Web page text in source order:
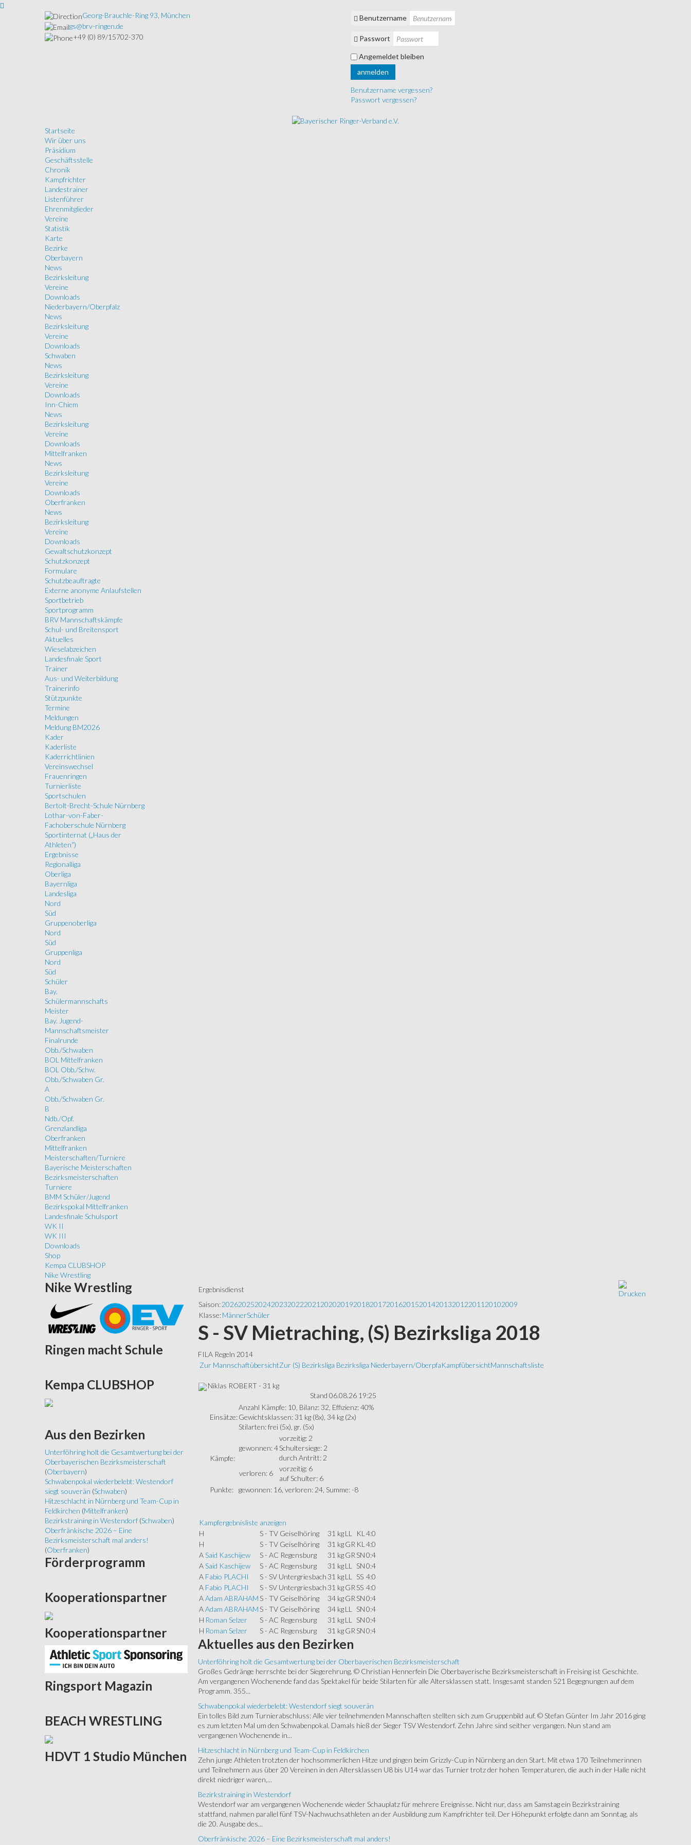
Georg-Brauchle-Ring 93, München
gs@brv-ringen.de
+49 (0) 89/15702-370
Benutzername
Passwort
Angemeldet bleiben
anmelden
Benutzername vergessen?
Passwort vergessen?
Startseite
Wir über uns
Präsidium
Geschäftsstelle
Chronik
Kampfrichter
Landestrainer
Listenführer
Ehrenmitglieder
Vereine
Statistik
Karte
Bezirke
Oberbayern
News
Bezirksleitung
Vereine
Downloads
Niederbayern/Oberpfalz
News
Bezirksleitung
Vereine
Downloads
Schwaben
News
Bezirksleitung
Vereine
Downloads
Inn-Chiem
News
Bezirksleitung
Vereine
Downloads
Mittelfranken
News
Bezirksleitung
Vereine
Downloads
Oberfranken
News
Bezirksleitung
Vereine
Downloads
Gewaltschutzkonzept
Schutzkonzept
Formulare
Schutzbeauftragte
Externe anonyme Anlaufstellen
Sportbetrieb
Sportprogramm
BRV Mannschaftskämpfe
Schul- und Breitensport
Aktuelles
Wieselabzeichen
Landesfinale Sport
Trainer
Aus- und Weiterbildung
Trainerinfo
Stützpunkte
Termine
Meldungen
Meldung BM2026
Kader
Kaderliste
Kaderrichtlinien
Vereinswechsel
Frauenringen
Turnierliste
Sportschulen
Bertolt-Brecht-Schule Nürnberg
Lothar-von-Faber-
Fachoberschule Nürnberg
Sportinternat („Haus der
Athleten“)
Ergebnisse
Regionalliga
Oberliga
Bayernliga
Landesliga
Nord
Süd
Gruppenoberliga
Nord
Süd
Gruppenliga
Nord
Süd
Schüler
Bay.
Schülermannschafts
Meister
Bay. Jugend-
Mannschaftsmeister
Finalrunde
Obb./Schwaben
BOL Mittelfranken
BOL Obb./Schw.
Obb./Schwaben Gr.
A
Obb./Schwaben Gr.
B
Ndb./Opf.
Grenzlandliga
Oberfranken
Mittelfranken
Meisterschaften/Turniere
Bayerische Meisterschaften
Bezirksmeisterschaften
Turniere
BMM Schüler/Jugend
Bezirkspokal Mittelfranken
Landesfinale Schulsport
WK II
WK III
Downloads
Shop
Kempa CLUBSHOP
Nike Wrestling
Ergebnisdienst
Saison: 202620252024202320222021 2020201920182017201620152014201320122011 20102009
Klasse: MännerSchüler
S - SV Mietraching, (S) Bezirksliga 2018
FILA Regeln 2014
Zur MannschaftübersichtZur (S) Bezirksliga Bezirksliga Niederbayern/OberpfaKampfübersichtMannschaftsliste
Niklas ROBERT - 31 kg
Stand 06.08.26 19:25
Einsätze:
Anzahl Kämpfe: 10, Bilanz: 32, Effizienz: 40%
Gewichtsklassen: 31 kg (8x), 34 kg (2x)
Stilarten: frei (5x), gr. (5x)
Kämpfe:
gewonnen: 4
vorzeitig: 2
Schultersiege: 2
durch Antritt: 2
verloren: 6
vorzeitig: 6
auf Schulter: 6
Punkte:
gewonnen: 16, verloren: 24, Summe: -8
Kampfergebnisliste anzeigen
H
S - TV Geiselhöring 31 kg LL KL 4:0
H
S - TV Geiselhöring 31 kg GR KL 4:0
A Said Kaschijew S - AC Regensburg 31 kg GR SN0:4
A Said Kaschijew S - AC Regensburg 31 kg LL SN0:4
A Fabio PLACHI S - SV Untergriesbach31 kg LL SS 4:0
A Fabio PLACHI S - SV Untergriesbach31 kg GR SS 4:0
A Adam ABRAHAM S - TV Geiselhöring 34 kg GR SN0:4
A Adam ABRAHAM S - TV Geiselhöring 34 kg LL SN0:4
H Roman Selzer S - AC Regensburg 31 kg LL SN0:4
H Roman Selzer S - AC Regensburg 31 kg GR SN0:4
Aktuelles aus den Bezirken
Unterföhring holt die Gesamtwertung bei der Oberbayerischen Bezirksmeisterschaft
Großes Gedränge herrschte bei der Siegerehrung. © Christian Hennerfein Die Oberbayerische Bezirksmeisterschaft in Freising ist Geschichte.
Am vergangenen Wochenende fand das Spektakel für beide Stilarten für alle Altersklassen statt. Insgesamt standen 521 Begegnungen auf dem
Programm. 355...
Schwabenpokal wiederbelebt: Westendorf siegt souverän
Ein tolles Bild zum Turnierabschluss: Alle vier teilnehmenden Mannschaften stellten sich zum Gruppenbild auf. © Stefan Günter Im Jahr 2016 ging
es zum letzten Mal um den Schwabenpokal. Damals hieß der Sieger TSV Westendorf. Zehn Jahre sind seither vergangen. Nun stand am
vergangenen Wochenende in...
Hitzeschlacht in Nürnberg und Team-Cup in Feldkirchen
Zehn junge Athleten trotzten der hochsommerlichen Hitze und gingen beim Grizzly-Cup in Nürnberg an den Start. Mit etwa 170 Teilnehmerinnen
und Teilnehmern aus über 20 Vereinen in den Altersklassen U8 bis U14 war das Turnier trotz der hohen Temperaturen, die auch in der Halle nicht
direkt niedriger waren,...
Bezirkstraining in Westendorf
Westendorf war am vergangenen Wochenende wieder Schauplatz für mehrere Ereignisse. Nicht nur, dass am Samstag ein Bezirkstraining
stattfand, nahmen parallel fünf TSV-Nachwuchsathleten an der Ausbildung zum Kampfrichter teil. Der Höhepunkt erfolgte dann am Sonntag, als
die 20. Ausgabe des...
Oberfränkische 2026 – Eine Bezirksmeisterschaft mal anders!
Nike Wrestling
Ringen macht Schule
Kempa CLUBSHOP
Aus den Bezirken
Unterföhring holt die Gesamtwertung bei der
Oberbayerischen Bezirksmeisterschaft
(Oberbayern)
Schwabenpokal wiederbelebt: Westendorf
siegt souverän (Schwaben)
Hitzeschlacht in Nürnberg und Team-Cup in
Feldkirchen (Mittelfranken)
Bezirkstraining in Westendorf (Schwaben)
Oberfränkische 2026 – Eine
Bezirksmeisterschaft mal anders!
(Oberfranken)
Förderprogramm
Kooperationspartner
Kooperationspartner
Ringsport Magazin
BEACH WRESTLING
HDVT 1 Studio München